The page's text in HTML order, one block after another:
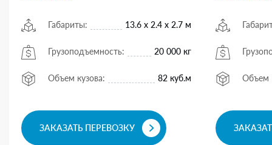
Габариты: 13.6 х 2.4 х 2.7 м
Грузоподъемность: 20 000 кг
Объем кузова: 82 куб.м
ЗАКАЗАТЬ ПЕРЕВОЗКУ
Объем